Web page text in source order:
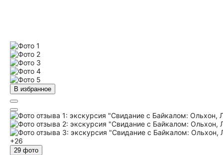
В избранное
+26
29 фото